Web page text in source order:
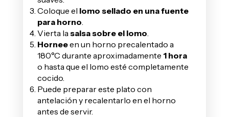
Coloque el lomo sellado en una fuente
para horno
Vierta la salsa sobre el lomo
Horneeen un horno precalentado a
180°C durante aproximadamente 1 hora
o hasta que el lomo esté completamente
cocido.
Puede preparar este plato con
antelación y recalentarlo en el horno
antes de servir.